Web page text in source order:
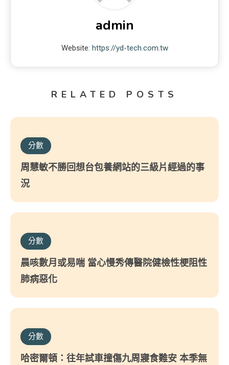
admin
Website: https://yd-tech.com.tw
RELATED POSTS
分數
周慧敏不勝回想台包養網站的三級片經過的事
況
分數
晨咳數月或易喘 當心慢秀傳醫院健檢性梗阻性
肺病惡化
分數
哈密爾頓：往年試車撞傷九周寢食難安 本季無